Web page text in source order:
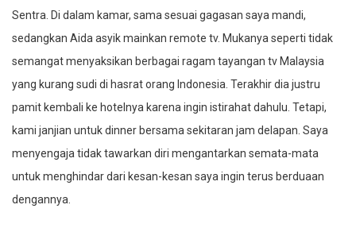
Sentra. Di dalam kamar, sama sesuai gagasan saya mandi,
sedangkan Aida asyik mainkan remote tv. Mukanya seperti tidak
semangat menyaksikan berbagai ragam tayangan tv Malaysia
yang kurang sudi di hasrat orang Indonesia. Terakhir dia justru
pamit kembali ke hotelnya karena ingin istirahat dahulu. Tetapi,
kami janjian untuk dinner bersama sekitaran jam delapan. Saya
menyengaja tidak tawarkan diri mengantarkan semata-mata
untuk menghindar dari kesan-kesan saya ingin terus berduaan
dengannya.